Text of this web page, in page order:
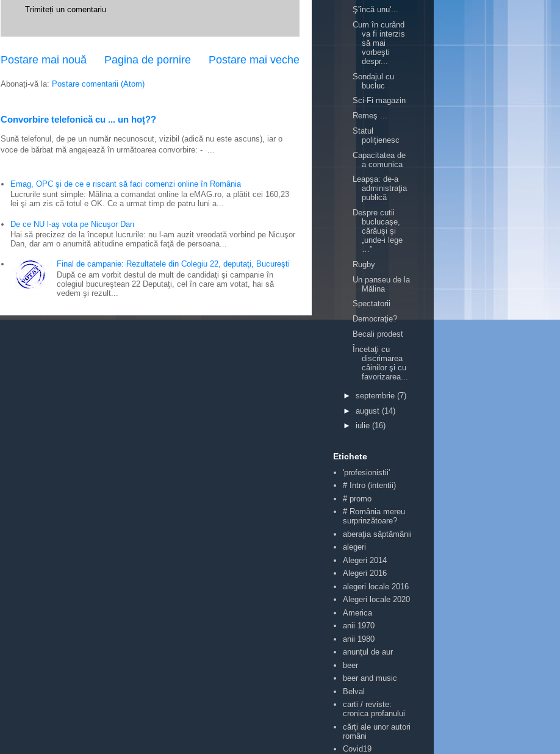
Trimiteți un comentariu
Postare mai nouă Postare mai veche
Pagina de pornire
Abonați-vă la: Postare comentarii (Atom)
Convorbire telefonică cu ... un hoț??
Sună telefonul, de pe un număr necunoscut, vizibil (adică nu este ascuns), iar o
voce de bărbat mă angajează în următoarea convorbire: - ...
Emag, OPC şi de ce e riscant să faci comenzi online în România
Lucrurile sunt simple: Mălina a comandat online la eMAG.ro, a plătit cei 160,23
lei şi am zis că totul e OK. Ce a urmat timp de patru luni a...
De ce NU l-aş vota pe Nicuşor Dan
Hai să precizez de la început lucrurile: nu l-am auzit vreodată vorbind pe Nicuşor
Dan, dar am o anumită atitudine empatică faţă de persoana...
Final de campanie: Rezultatele din Colegiu 22, deputaţi, Bucureşti
După ce am vorbit destul de mult de candidaţi şi campanie în
colegiul bucureştean 22 Deputaţi, cel în care am votat, hai să
vedem şi rezult...
Ş'încă unu'...
Cum în curând
va fi interzis
să mai
vorbeşti
despr...
Sondajul cu
bucluc
Sci-Fi magazin
Remeş ...
Statul
poliţienesc
Capacitatea de
a comunica
Leapşa: de-a
administraţia
publică
Despre cutii
buclucaşe,
cărăuşi şi
„unde-i lege
…”
Rugby
Un panseu de la
Mălina
Spectatorii
Democraţie?
Becali prodest
Încetaţi cu
discrimarea
câinilor şi cu
favorizarea...
► septembrie (7)
► august (14)
► iulie (16)
Etichete
'profesionistii'
# Intro (intentii)
# promo
# România mereu
surprinzătoare?
aberaţia săptămânii
alegeri
Alegeri 2014
Alegeri 2016
alegeri locale 2016
Alegeri locale 2020
America
anii 1970
anii 1980
anunţul de aur
beer
beer and music
Belval
carti / reviste:
cronica profanului
cărţi ale unor autori
români
Covid19